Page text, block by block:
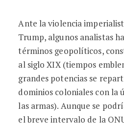
Ante la violencia
Trump, algunos analistas
términos geopolíticos,
al siglo XIX (tiempos
grandes potencias se
dominios coloniales con la
las armas). Aunque se
el breve intervalo de la